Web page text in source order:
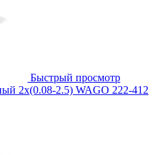
Быстрый просмотр
2х(0.08-2.5) WAGO 222-412